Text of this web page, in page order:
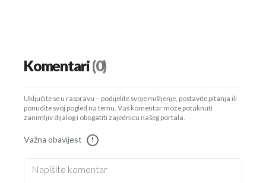
Komentari(0)
Uključite se u raspravu – podijelite svoje mišljenje, postavite pitanja ili
ponudite svoj pogled na temu. Vaš komentar može potaknuti
zanimljiv dijalog i obogatiti zajednicu našeg portala.
Važna obavijest !